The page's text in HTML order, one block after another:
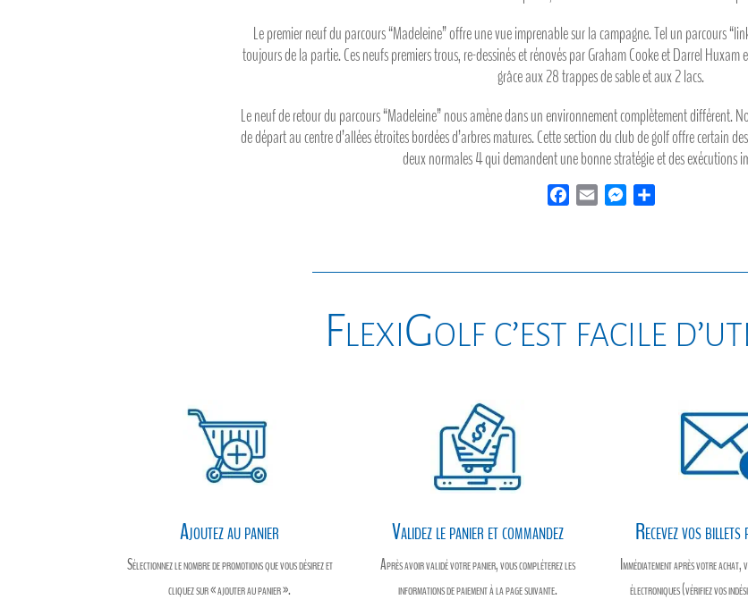
Le premier neuf du parcours “Madeleine” offre une vue imprenable sur la campagne. Tel un parcours
toujours de la partie. Ces neufs premiers trous, re-dessinés et rénovés par Graham Cooke et Darrel
grâce aux 28 trappes de sable et aux 2 lacs.
Le neuf de retour du parcours “Madeleine” nous amène dans un environnement complètement différent.
de départ au centre d’allées étroites bordées d’arbres matures. Cette section du club de golf offre certain
deux normales 4 qui demandent une bonne stratégie et des exécutions
g
e
e
r
FlexiGolf c’est facile
Ajoutez au panier
Sélectionnez le nombre de promotions que vous désirez et
cliquez sur « ajouter au panier ».
Validez le panier et commandez
Après avoir validé votre panier, vous compléterez les
informations de paiement à la page suivante.
Recevez vos
Immédiatement après votre achat,
électroniques (vérifiez vos